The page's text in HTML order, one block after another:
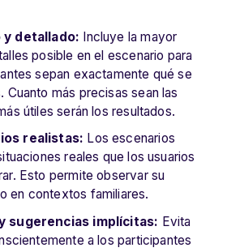
detallado: Incluye la mayor
posible en el escenario para
sepan exactamente qué se
Cuanto más precisas sean las
útiles serán los resultados.
realistas: Los escenarios
reales que los usuarios
Esto permite observar su
en contextos familiares.
sugerencias implícitas: Evita
a los participantes